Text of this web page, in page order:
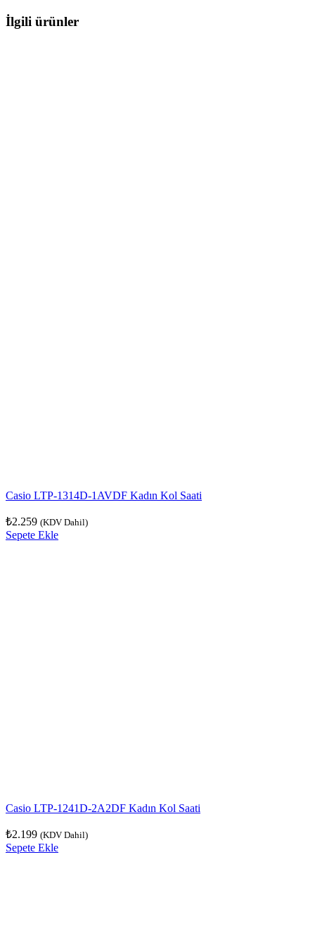
İlgili ürünler
Casio LTP-1314D-1AVDF Kadın Kol Saati
₺2.259 (KDV Dahil)
Sepete Ekle
Casio LTP-1241D-2A2DF Kadın Kol Saati
₺2.199 (KDV Dahil)
Sepete Ekle